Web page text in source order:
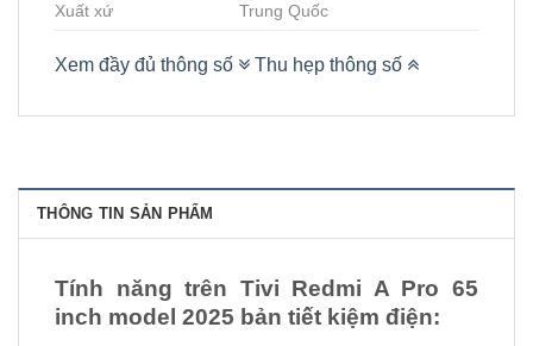
Xuất xứ Trung Quốc
Xem đầy đủ thông số Thu hẹp thông số
THÔNG TIN SẢN PHẨM
Tính năng trên Tivi Redmi A Pro 65
inch model 2025 bản tiết kiệm điện: